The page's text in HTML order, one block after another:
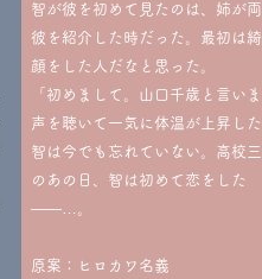
智が彼を初めて見たのは、姉が
彼を紹介した時だった。最初は
顔をした人だなと思った。
「初めまして。山口千歳と言い
声を聴いて一気に体温が上昇し
智は今でも忘れていない。高校
のあの日、智は初めて恋をした
――…。
​​原案：ヒロカワ名義